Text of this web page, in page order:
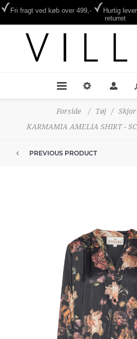
Fri fragt ved køb over 499,- Hurtig
returret
Forside / Tøj /
KARMAMIA AMELIA SHIRT -
PREVIOUS PRODUCT